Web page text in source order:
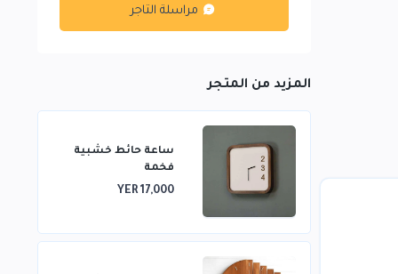
مراسلة التاجر
المزيد من المتجر
ساعة حائط خشبية
فخمة
YER 17,000